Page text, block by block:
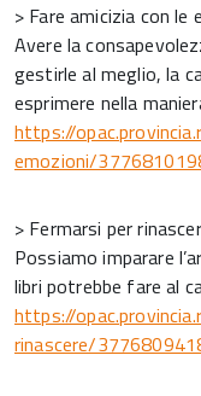
> Fare amicizia con le
Avere la
gestirle al meglio, la
esprimere nella
https://
emozioni/
> Fermarsi per
Possiamo imparare
libri potrebbe fare al
https://
rinascere/